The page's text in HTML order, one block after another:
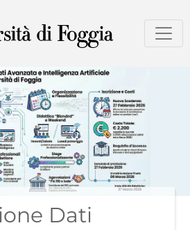
al
contenuto
principale
Dati